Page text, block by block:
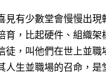
見有少數堂會慢慢出
育，比起硬件、組織
徒，叫他們在世上並
人生並職場的召命，